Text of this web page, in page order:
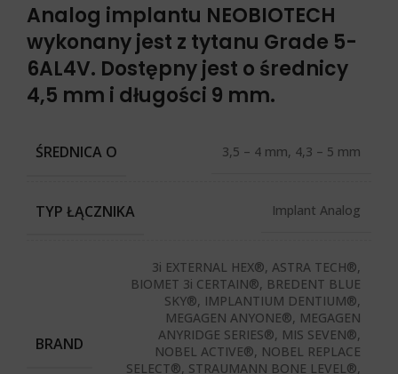
Analog implantu NEOBIOTECH
wykonany jest z tytanu Grade 5-
6AL4V. Dostępny jest o średnicy
4,5 mm i długości 9 mm.
ŚREDNICA O 3,5 – 4 mm, 4,3 – 5 mm
TYP ŁĄCZNIKA Implant Analog
BRAND
3i EXTERNAL HEX®, ASTRA TECH®,
BIOMET 3i CERTAIN®, BREDENT BLUE
SKY®, IMPLANTIUM DENTIUM®,
MEGAGEN ANYONE®, MEGAGEN
ANYRIDGE SERIES®, MIS SEVEN®,
NOBEL ACTIVE®, NOBEL REPLACE
SELECT®, STRAUMANN BONE LEVEL®,